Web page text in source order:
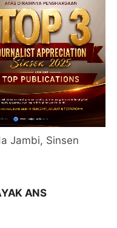
Jambi, Sinsen
ANS